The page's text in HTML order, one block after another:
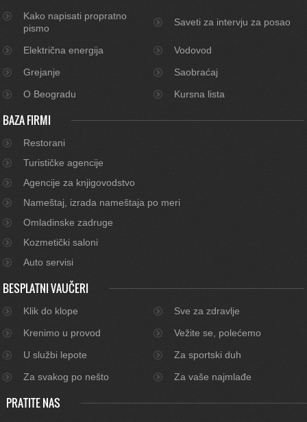
Kako napisati propratno
pismo
Saveti za intervju za posao
Električna energija
Vodovod
Grejanje
Saobraćaj
O Beogradu
Kursna lista
BAZA FIRMI
Restorani
Turističke agencije
Agencije za knjigovodstvo
Nameštaj, izrada nameštaja po meri
Omladinske zadruge
Kozmetički saloni
Auto servisi
BESPLATNI VAUČERI
Klik do klope
Sve za zdravlje
Krenimo u provod
Vežite se, polećemo
U službi lepote
Za sportski duh
Za svakog po nešto
Za vaše najmlađe
PRATITE NAS